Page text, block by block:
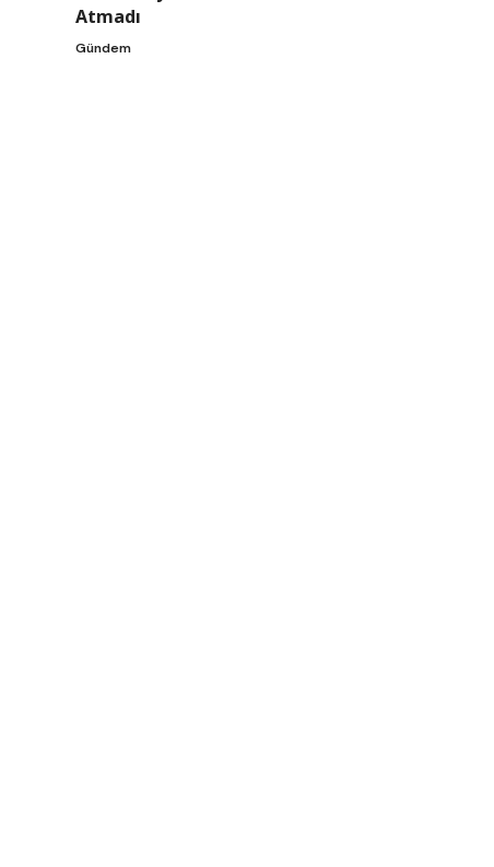
Atmadı
Gündem